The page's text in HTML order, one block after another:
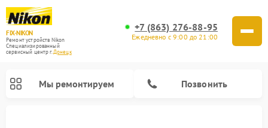
FIX-NIKON
Ремонт устройств Nikon
Специализированный
cервисный центр г.Донецк
+7 (863) 276-88-95
Ежедневно с 9:00 до 21:00
Мы ремонтируем Позвонить